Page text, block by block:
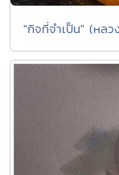
"กิจที่จำเป็น" (หล